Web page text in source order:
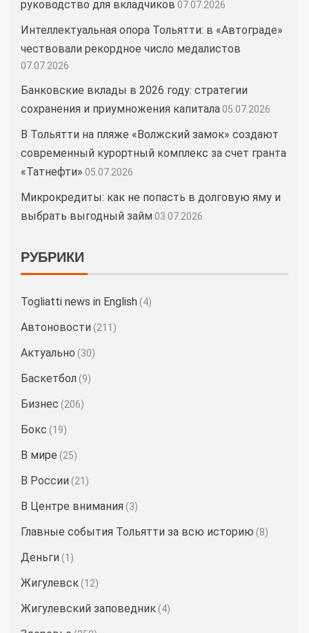
руководство для вкладчиков 07.07.2026
Интеллектуальная опора Тольятти: в «Автограде»
чествовали рекордное число медалистов
07.07.2026
Банковские вклады в 2026 году: стратегии
сохранения и приумножения капитала05.07.2026
В Тольятти на пляже «Волжский замок» создают
современный курортный комплекс за счет гранта
«Татнефти» 05.07.2026
Микрокредиты: как не попасть в долговую яму и
выбрать выгодный займ 03.07.2026
РУБРИКИ
Togliatti news in English (4)
Автоновости (211)
Актуально (30)
Баскетбол (9)
Бизнес (206)
Бокс (19)
В мире (25)
В России (21)
В Центре внимания (3)
Главные события Тольятти за всю историю (8)
Деньги (1)
Жигулевск (12)
Жигулевский заповедник (4)